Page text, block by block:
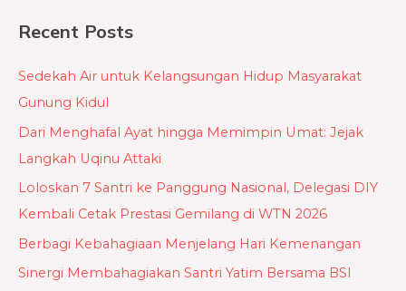
r
c
h
Recent Posts
Sedekah Air untuk Kelangsungan Hidup Masyarakat
Gunung Kidul
Dari Menghafal Ayat hingga Memimpin Umat: Jejak
Langkah Uqinu Attaki
Loloskan 7 Santri ke Panggung Nasional, Delegasi DIY
Kembali Cetak Prestasi Gemilang di WTN 2026
Berbagi Kebahagiaan Menjelang Hari Kemenangan
Sinergi Membahagiakan Santri Yatim Bersama BSI